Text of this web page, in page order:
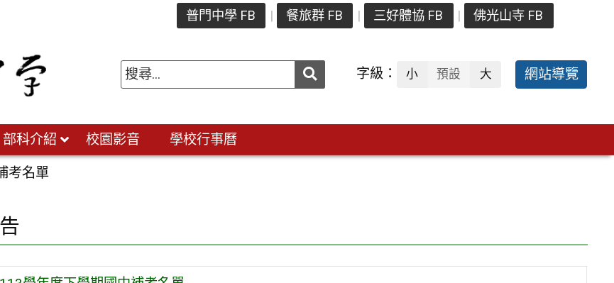
普門中學 FB 餐旅群 FB 三好體協 FB 佛光山寺 FB
送出 字級： 小 預設 大 網站導覽
部科介紹 校園影音 學校行事曆
考名單